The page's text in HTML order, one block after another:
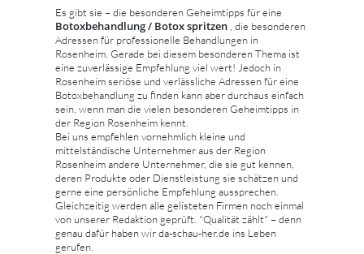
Es gibt sie – die besonderen Geheimtipps für eine
Botoxbehandlung / Botox spritzen , die besonderen
Adressen für professionelle Behandlungen in
Rosenheim. Gerade bei diesem besonderen Thema ist
eine zuverlässige Empfehlung viel wert! Jedoch in
Rosenheim seriöse und verlässliche Adressen für eine
Botoxbehandlung zu finden kann aber durchaus einfach
sein, wenn man die vielen besonderen Geheimtipps in
der Region Rosenheim kennt.
Bei uns empfehlen vornehmlich kleine und
mittelständische Unternehmer aus der Region
Rosenheim andere Unternehmer, die sie gut kennen,
deren Produkte oder Dienstleistung sie schätzen und
gerne eine persönliche Empfehlung aussprechen.
Gleichzeitig werden alle gelisteten Firmen noch einmal
von unserer Redaktion geprüft. "Qualität zählt" – denn
genau dafür haben wir da-schau-her.de ins Leben
gerufen.